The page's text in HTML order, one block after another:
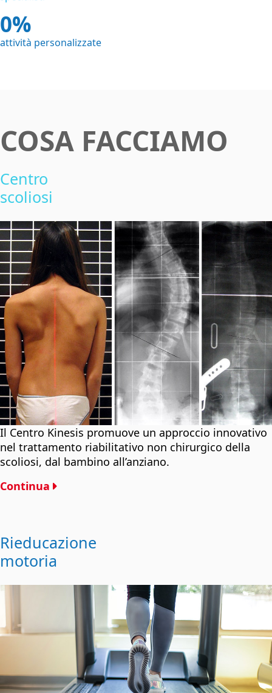
0
attività personalizzate
COSA FACCIAMO
Centro
scoliosi
Il Centro Kinesis promuove un approccio innovativo
nel trattamento riabilitativo non chirurgico della
scoliosi, dal bambino all’anziano.
Continua
Rieducazione
motoria